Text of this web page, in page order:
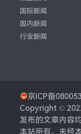
国际新闻
国内新闻
行业新闻
京ICP备
Copyright ©
发布的文章内容
本站所有。未经